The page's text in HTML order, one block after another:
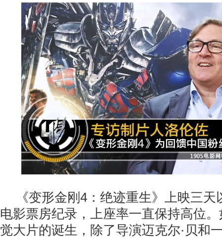
《变形金刚4：绝迹重生》上映三
电影票房纪录，上座率一直保持高位
觉大片的诞生，除了导演迈克尔·贝和